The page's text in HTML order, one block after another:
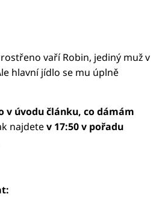
vaří Robin, jediný muž v
hlavní jídlo se mu úplně
v úvodu článku, co dámám
najdetev 17:50 v pořadu